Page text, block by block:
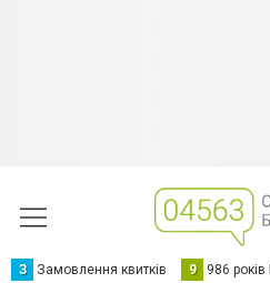
З Замовлення квитків 9 986 років